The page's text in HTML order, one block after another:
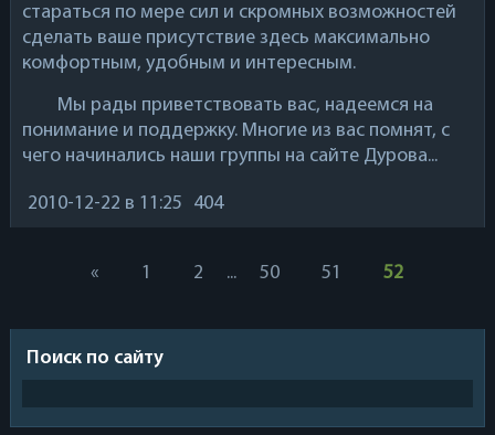
стараться по мере сил и скромных возможностей
сделать ваше присутствие здесь максимально
комфортным, удобным и интересным.
Мы рады приветствовать вас, надеемся на
понимание и поддержку. Многие из вас помнят, с
чего начинались наши группы на сайте Дурова...
2010-12-22 в 11:25 404
« 1 2 ... 50 51 52
Поиск по сайту